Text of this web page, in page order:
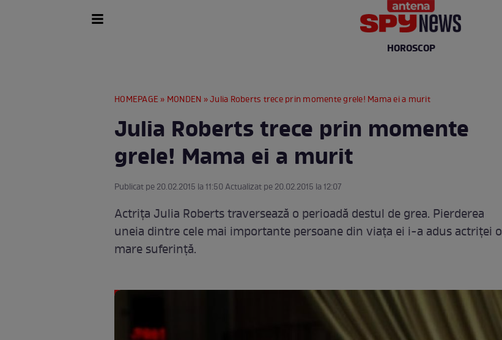
HOROSCOP
HOMEPAGE » MONDEN » Julia Roberts trece prin momente grele! Mama ei a murit
Julia Roberts trece prin momente
grele! Mama ei a murit
Publicat pe 20.02.2015 la 11:50 Actualizat pe 20.02.2015 la 12:07
Actriţa Julia Roberts traversează o perioadă destul de grea. Pierderea
uneia dintre cele mai importante persoane din viaţa ei i-a adus actriţei o
mare suferinţă.